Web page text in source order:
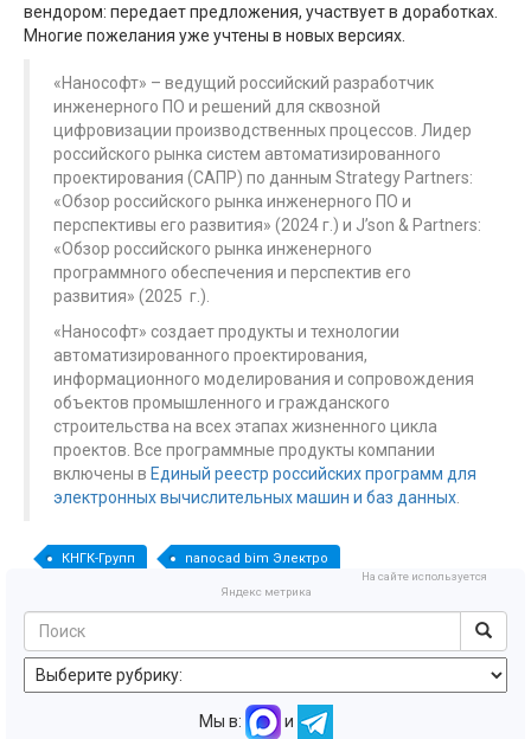
вендором: передает предложения, участвует в доработках.
Многие пожелания уже учтены в новых версиях.
«Нанософт» – ведущий российский разработчик
инженерного ПО и решений для сквозной
цифровизации производственных процессов. Лидер
российского рынка систем автоматизированного
проектирования (САПР) по данным Strategy Partners:
«Обзор российского рынка инженерного ПО и
перспективы его развития» (2024 г.) и J’son & Partners:
«Обзор российского рынка инженерного
программного обеспечения и перспектив его
развития» (2025 г.).
«Нанософт» создает продукты и технологии
автоматизированного проектирования,
информационного моделирования и сопровождения
объектов промышленного и гражданского
строительства на всех этапах жизненного цикла
проектов. Все программные продукты компании
включены в Единый реестр российских программ для
электронных вычислительных машин и баз данных
КНГК-Групп nanocad bim Электро
На сайте используется
Яндекс метрика
Мы в: и